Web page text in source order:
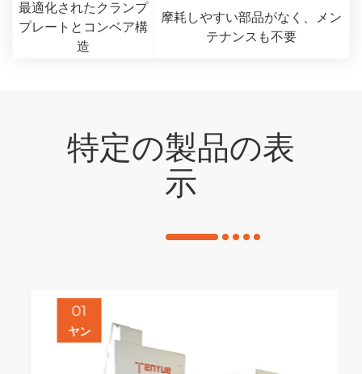
最適化されたクランプ
プレートとコンベア構
造
摩耗しやすい部品がなく、メン
テナンスも不要
特定の製品の表
示
01
ヤン